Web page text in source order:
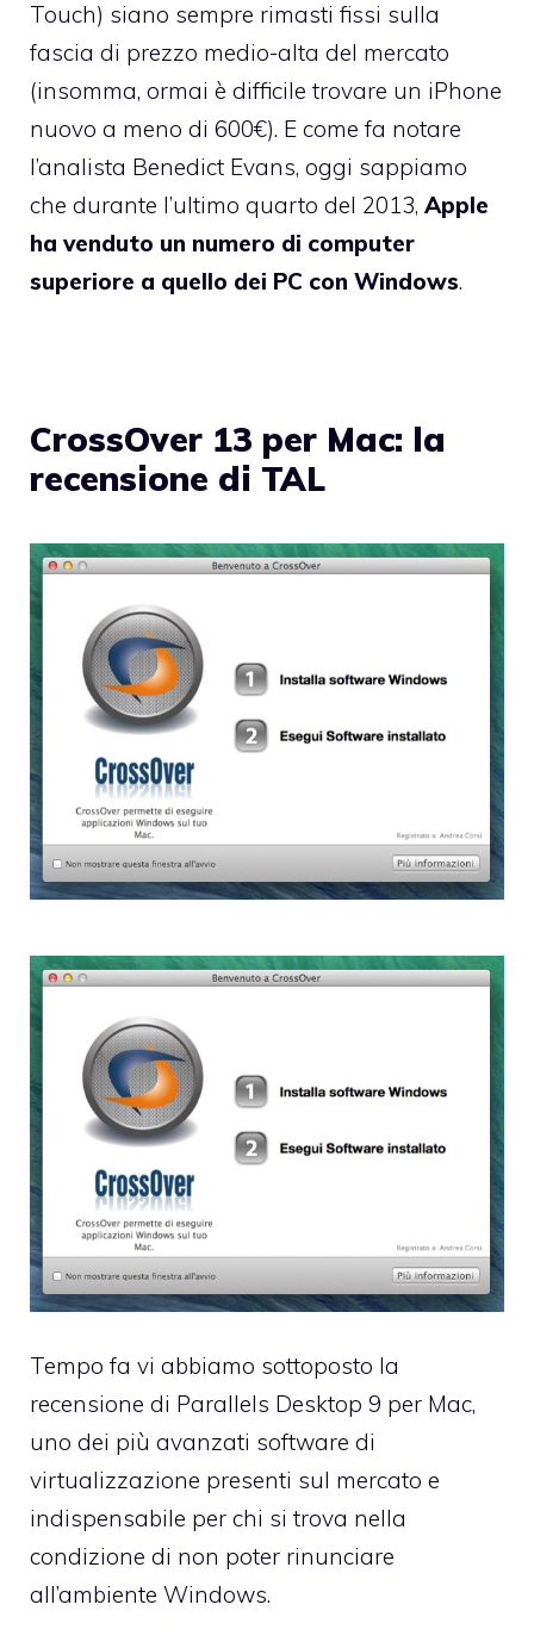
Touch) siano sempre rimasti fissi sulla
fascia di prezzo medio-alta del mercato
(insomma, ormai è difficile trovare un iPhone
nuovo a meno di 600€). E come fa notare
l’analista Benedict Evans, oggi sappiamo
che durante l’ultimo quarto del 2013, Apple
ha venduto un numero di computer
superiore a quello dei PC con Windows.
CrossOver 13 per Mac: la
recensione di TAL
Tempo fa vi abbiamo sottoposto la
recensione di Parallels Desktop 9 per Mac,
uno dei più avanzati software di
virtualizzazione presenti sul mercato e
indispensabile per chi si trova nella
condizione di non poter rinunciare
all’ambiente Windows.